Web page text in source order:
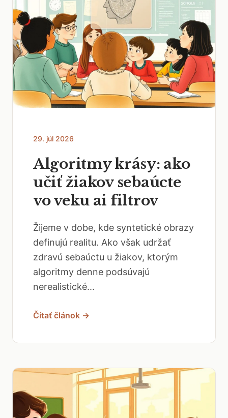
29. júl 2026
Algoritmy krásy: ako
učiť žiakov sebaúcte
vo veku ai filtrov
Žijeme v dobe, kde syntetické obrazy
definujú realitu. Ako však udržať
zdravú sebaúctu u žiakov, ktorým
algoritmy denne podsúvajú
nerealistické...
Čítať článok →